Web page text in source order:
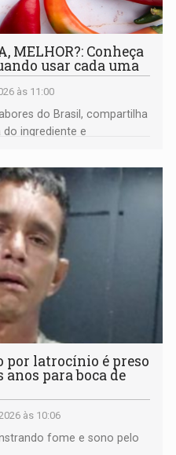
MELHOR?: Conheça
usar cada uma
às 11:00
do Brasil, compartilha
ingrediente e
por latrocínio é preso
para boca de
às 10:06
fome e sono pelo